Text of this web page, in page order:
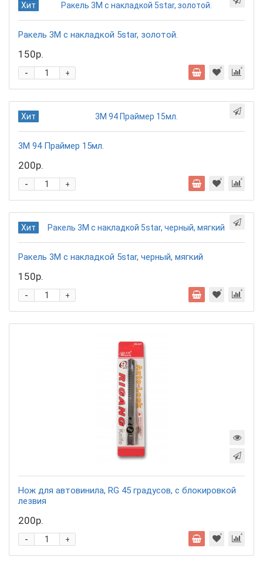
Хит
Ракель 3М с накладкой 5star, золотой.
150р.
+
-
Хит
3М 94 Праймер 15мл.
200р.
+
-
Хит
Ракель 3М с накладкой 5star, черный, мягкий
150р.
+
-
Нож для автовинила, RG 45 градусов, с блокировкой
лезвия
200р.
+
-